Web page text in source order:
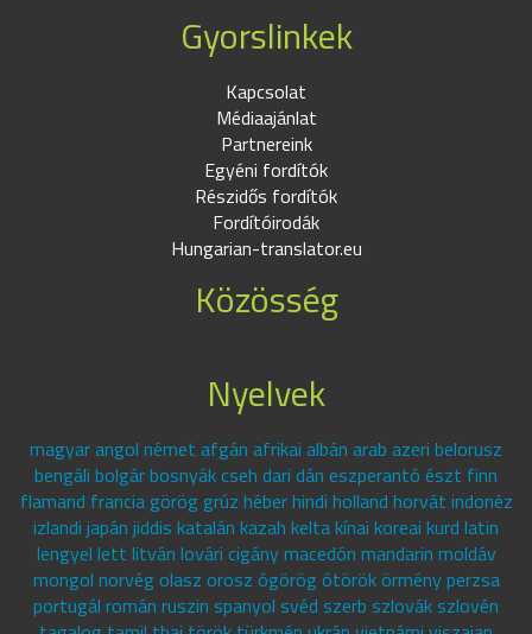
Gyorslinkek
Kapcsolat
Médiaajánlat
Partnereink
Egyéni fordítók
Részidős fordítók
Fordítóirodák
Hungarian-translator.eu
Közösség
Nyelvek
magyar angol német afgán afrikai albán arab azeri belorusz
bengáli bolgár bosnyák cseh dari dán eszperantó észt finn
flamand francia görög grúz héber hindi holland horvát indonéz
izlandi japán jiddis katalán kazah kelta kínai koreai kurd latin
lengyel lett litván lovári cigány macedón mandarin moldáv
mongol norvég olasz orosz ógörög ótörök örmény perzsa
portugál román ruszin spanyol svéd szerb szlovák szlovén